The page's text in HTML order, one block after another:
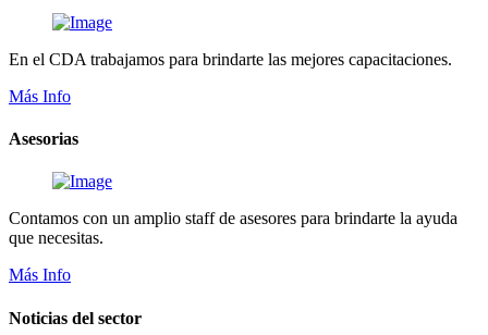
En el CDA trabajamos para brindarte las mejores capacitaciones.
Más Info
Asesorias
Contamos con un amplio staff de asesores para brindarte la ayuda
que necesitas.
Más Info
Noticias del sector